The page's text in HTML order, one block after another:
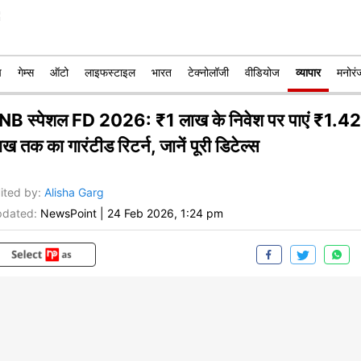
गेम्स ऑटो लाइफस्टाइल भारत टेक्नोलॉजी वीडियोज व्यापार
स्पेशल FD 2026: ₹1 लाख के निवेश पर पाएं ₹1.42
तक का गारंटीड रिटर्न, जानें पूरी डिटेल्स
by: Alisha Garg
NewsPoint 24 Feb 2026, 1:24 pm